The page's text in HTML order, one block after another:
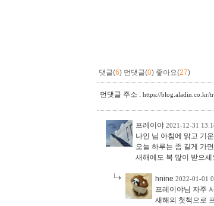
댓글(6) 먼댓글(0) 좋아요(27)
먼댓글 주소 : https://blog.aladin.co.kr/
프레이야 2021-12-31
나인 님 아침에 맑고 기
오늘 하루는 좀 길게 가
새해에도 복 많이 받으세
hnine 2022-01-01
프레이야님 자주
새해의 첫책으로